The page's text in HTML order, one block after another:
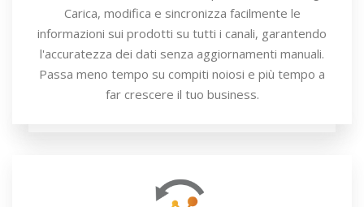
Carica, modifica e sincronizza facilmente le
informazioni sui prodotti su tutti i canali, garantendo
l'accuratezza dei dati senza aggiornamenti manuali.
Passa meno tempo su compiti noiosi e più tempo a
far crescere il tuo business.